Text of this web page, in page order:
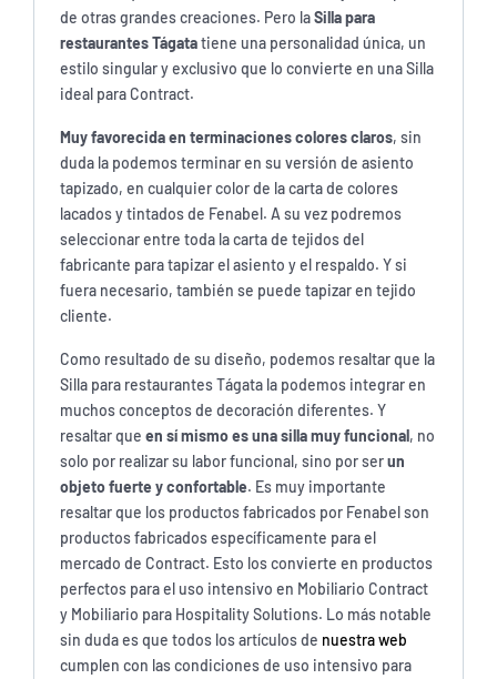
de otras grandes creaciones. Pero laSilla para
restaurantes Tágatatiene una personalidad única, un
estilo singular y exclusivo que lo convierte en una Silla
ideal para Contract.
Muy favorecida en terminaciones colores claros, sin
duda la podemos terminar en su versión de asiento
tapizado, en cualquier color de la carta de colores
lacados y tintados de Fenabel. A su vez podremos
seleccionar entre toda la carta de tejidos del
fabricante para tapizar el asiento y el respaldo. Y si
fuera necesario, también se puede tapizar en tejido
cliente.
Como resultado de su diseño, podemos resaltar que la
Silla para restaurantes Tágata la podemos integrar en
muchos conceptos de decoración diferentes. Y
resaltar que en sí mismo es una silla muy funcional, no
solo por realizar su labor funcional, sino por serun
objeto fuerte y confortable. Es muy importante
resaltar que los productos fabricados por Fenabel son
productos fabricados específicamente para el
mercado de Contract. Esto los convierte en productos
perfectos para el uso intensivo en Mobiliario Contract
y Mobiliario para Hospitality Solutions. Lo más notable
sin duda es que todos los artículos de nuestra web
cumplen con las condiciones de uso intensivo para